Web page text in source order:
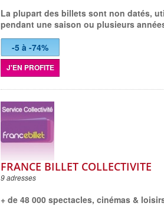
La plupart des billets sont non datés,
pendant une saison ou plusieurs
-5 à -74%
J'EN PROFITE
FRANCE BILLET COLLECTIVITE
9 adresses
+ de 48 000 spectacles, cinémas &